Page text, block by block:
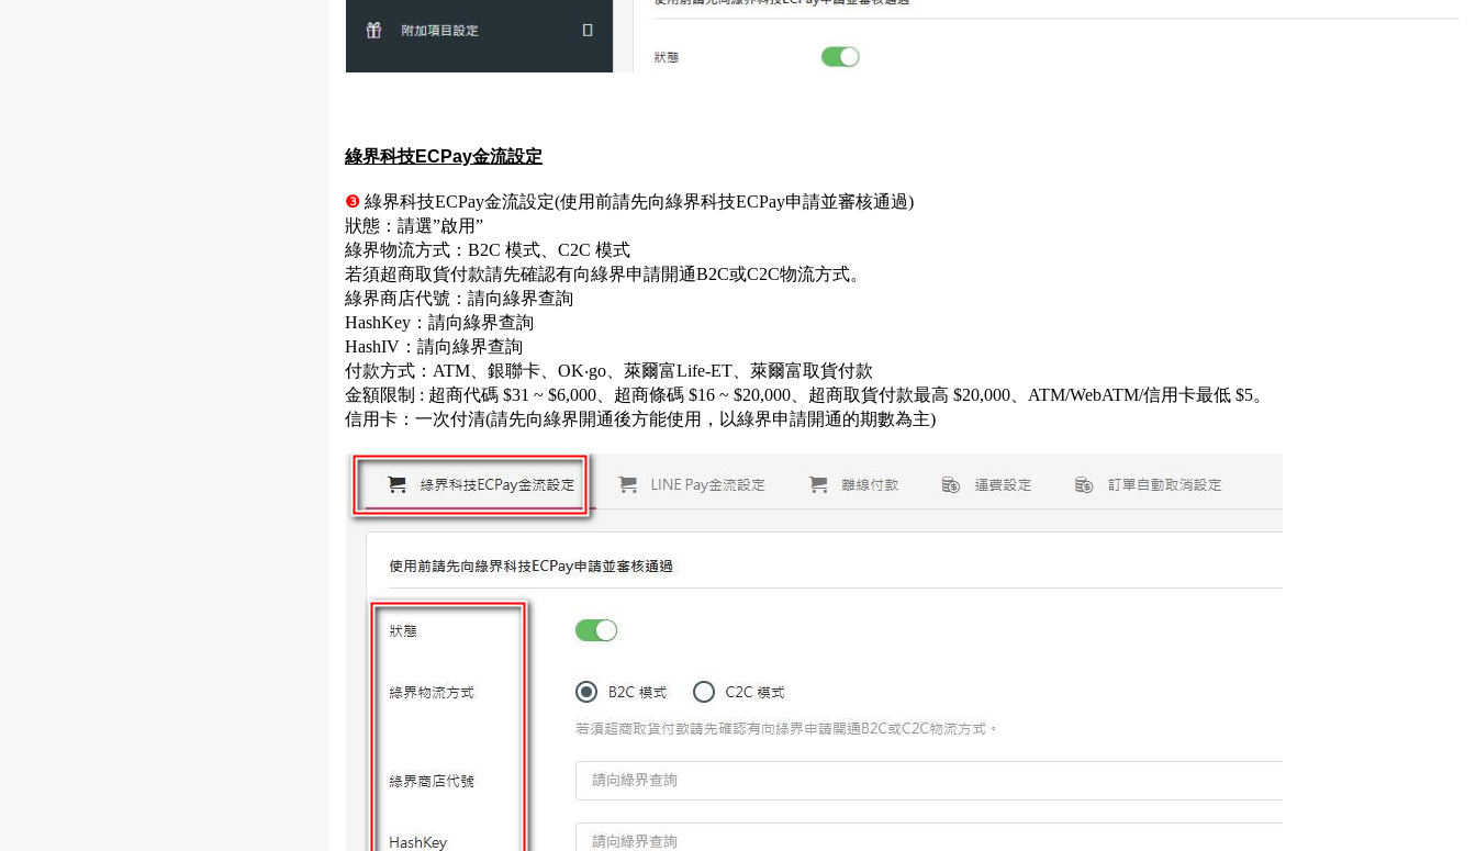
綠界科技ECPay金流設定
❸ 綠界科技ECPay金流設定(使用前請先向綠界科技ECPay申請並審核通過)
狀態：請選”啟用”
綠界物流方式：B2C 模式、C2C 模式
若須超商取貨付款請先確認有向綠界申請開通B2C或C2C物流方式。
綠界商店代號：請向綠界查詢
HashKey：請向綠界查詢
HashIV：請向綠界查詢
付款方式：ATM、銀聯卡、OK‧go、萊爾富Life-ET、萊爾富取貨付款
金額限制 : 超商代碼 $31 ~ $6,000、超商條碼 $16 ~ $20,000、超商取貨付款最高 $20,000、ATM/WebATM/信用卡最低 $5。
信用卡：一次付清(請先向綠界開通後方能使用，以綠界申請開通的期數為主)